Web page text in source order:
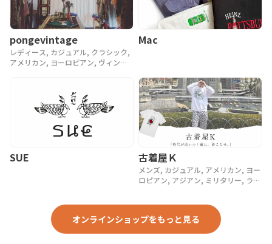
pongevintage
レディース, カジュアル, クラシック,
アメリカン, ヨーロピアン, ヴィンテ
Mac
SUE 古着屋Ｋ
メンズ, カジュアル, アメリカン, ヨー
ロピアン, アジアン, ミリタリー, ラグ
オンラインショップをもっと見る